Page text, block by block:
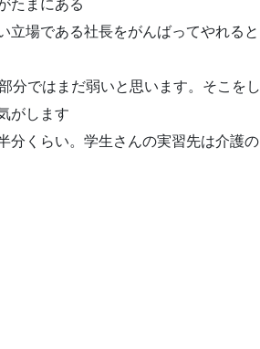
たまにある
立場である社長をがんばってやれると
分ではまだ弱いと思います。そこをし
がします
分くらい。学生さんの実習先は介護の